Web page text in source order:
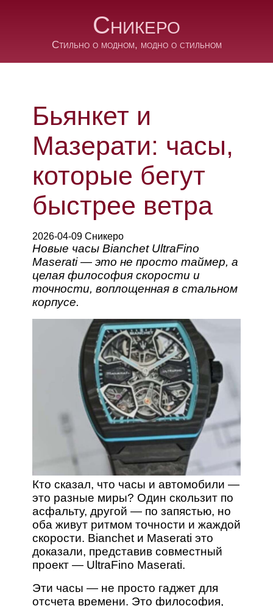
Сникеро
Стильно о модном, модно о стильном
Бьянкет и
Мазерати: часы,
которые бегут
быстрее ветра
2026-04-09 Сникеро
Новые часы Bianchet UltraFino
Maserati — это не просто таймер, а
целая философия скорости и
точности, воплощенная в стальном
корпусе.
Кто сказал, что часы и автомобили —
это разные миры? Один скользит по
асфальту, другой — по запястью, но
оба живут ритмом точности и жаждой
скорости. Bianchet и Maserati это
доказали, представив совместный
проект — UltraFino Maserati.
Эти часы — не просто гаджет для
отсчета времени. Это философия,